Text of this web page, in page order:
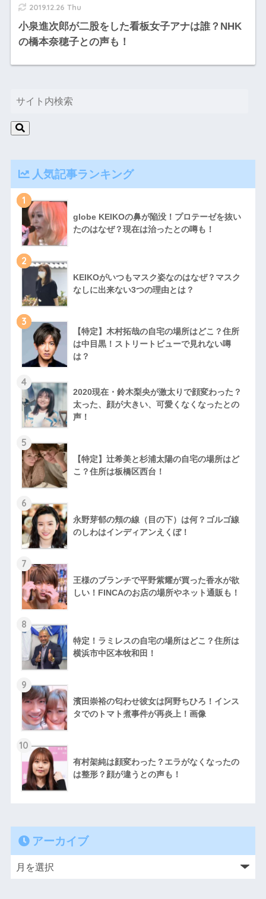
2019.12.26 Thu
小泉進次郎が二股をした看板女子アナは誰？NHK
の橋本奈穂子との声も！
人気記事ランキング
1
globe KEIKOの鼻が陥没！プロテーゼを抜い
たのはなぜ？現在は治ったとの噂も！
2
KEIKOがいつもマスク姿なのはなぜ？マスク
なしに出来ない3つの理由とは？
3
【特定】木村拓哉の自宅の場所はどこ？住所
は中目黒！ストリートビューで見れない噂
は？
4
2020現在・鈴木梨央が激太りで顔変わった？
太った、顔が大きい、可愛くなくなったとの
声！
5
【特定】辻希美と杉浦太陽の自宅の場所はど
こ？住所は板橋区西台！
6
永野芽郁の頬の線（目の下）は何？ゴルゴ線
のしわはインディアンえくぼ！
7
王様のブランチで平野紫耀が買った香水が欲
しい！FINCAのお店の場所やネット通販も！
8
特定！ラミレスの自宅の場所はどこ？住所は
横浜市中区本牧和田！
9
濱田崇裕の匂わせ彼女は阿野ちひろ！インス
タでのトマト煮事件が再炎上！画像
10
有村架純は顔変わった？エラがなくなったの
は整形？顔が違うとの声も！
アーカイブ